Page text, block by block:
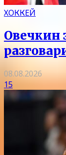
ХОККЕЙ
Овечкин
08.08.2026
15